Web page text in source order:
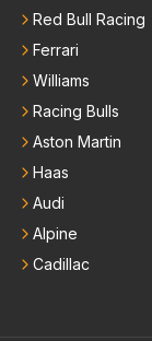
Red Bull Racing
Ferrari
Williams
Racing Bulls
Aston Martin
Haas
Audi
Alpine
Cadillac